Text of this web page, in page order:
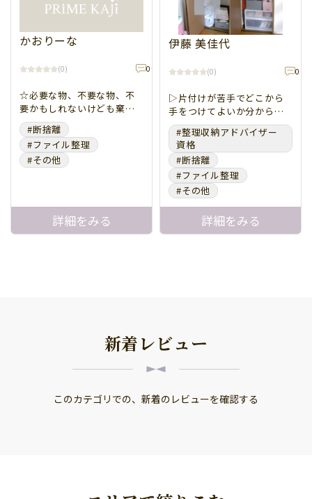
クリアにする
▲ 閉じる
かおりーな
(0) 0件
円
☆必要な物、不要な物、不
要かもしれないけども棄て
れない物をお客様と一緒に
考えて仕分け致します ☆動
線に配慮した整理整頓をさ
せていただきたいです
#断捨離
#ファイル整理
#その他
詳細をみる
伊藤 美佳代
(0) 0件
▷片付けが苦手でどこから
手をつけてよいか分からな
い！ ▷今度こそしっかり片
付けて収納を使いやすくし
たい！ ▷引越しを機に素敵
なインテリアでお部屋づく
りをしたい！ お一人お一人
の個性や得意不得意に合わ
せて＜片付けしやすい環境
＞＜収納づくり＞を一緒に
考えます お部屋が整い気持
#整理収納アドバイザー
資格
#断捨離
#ファイル整理
#その他
詳細をみる
新着レビュー
このカテゴリでの、新着のレビューを確認する